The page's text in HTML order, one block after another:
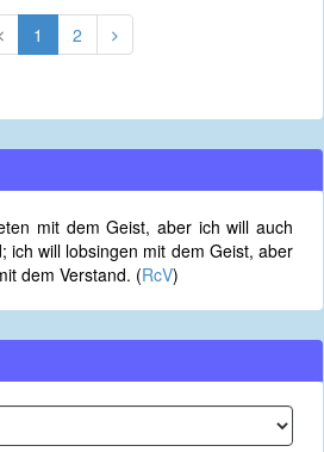
1 2
mit dem Geist, aber ich will auch
ich will lobsingen mit dem Geist, aber
dem Verstand. (RcV)